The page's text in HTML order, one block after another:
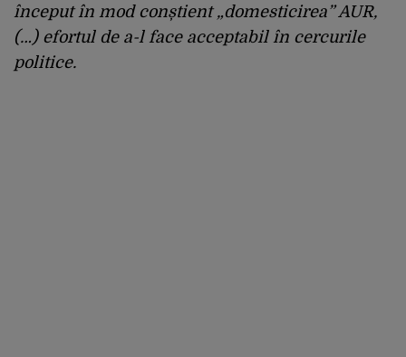
început în mod conștient „domesticirea” AUR,
(…) efortul de a-l face acceptabil în cercurile
politice.